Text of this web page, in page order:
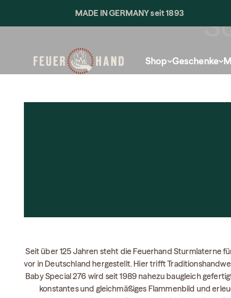
MADE IN GERMANY seit 1893
Shop Geschenke
Seit über 125 Jahren steht die Feuerhand Sturmlaterne
vor in Deutschland hergestellt. Hier trifft
Baby Special 276 wird seit 1989 nahezu baugleich
konstantes und gleichmäßiges Flammenbild und